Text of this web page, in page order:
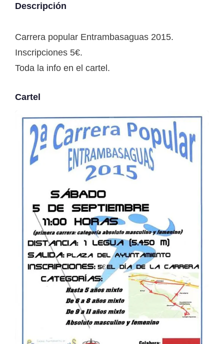
Descripción
Carrera popular Entrambasaguas 2015.
Inscripciones 5€.
Toda la info en el cartel.
Cartel